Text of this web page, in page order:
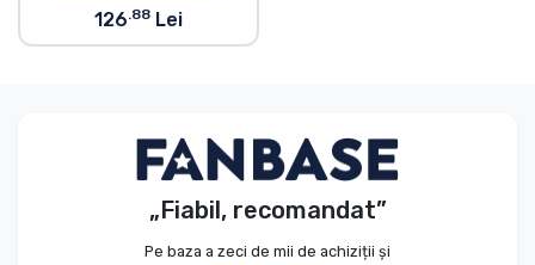
126.88Lei
„Fiabil, recomandat”
Pe baza a zeci de mii de achiziții și